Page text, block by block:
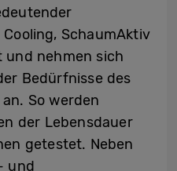
SchaumAktiv
und nehmen sich
Bedürfnisse des
So werden
der Lebensdauer
getestet. Neben
und